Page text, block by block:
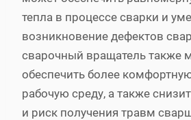
тепла в процессе сварки и
возникновение дефектов
сварочный вращатель также
обеспечить более
рабочую среду, а также
и риск получения травм